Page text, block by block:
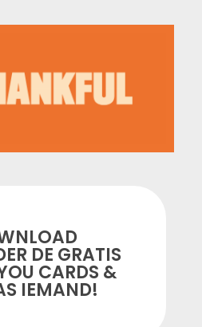
DE GRATIS
CARDS &
IEMAND!